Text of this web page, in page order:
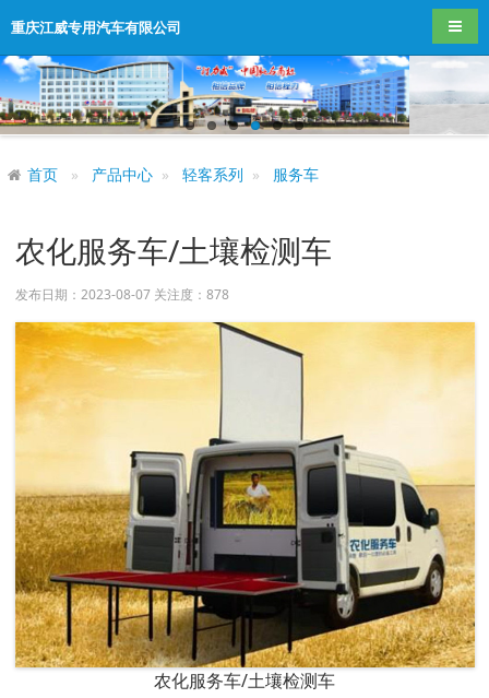
重庆江威专用汽车有限公司 导航
首页 产品中心 轻客系列 服务车
农化服务车/土壤检测车
发布日期：2023-08-07 关注度： 878
农化服务车/土壤检测车